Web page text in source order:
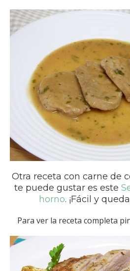
Otra receta con carne de
te puede gustar es este
horno. ¡Fácil y
Para ver la receta completa